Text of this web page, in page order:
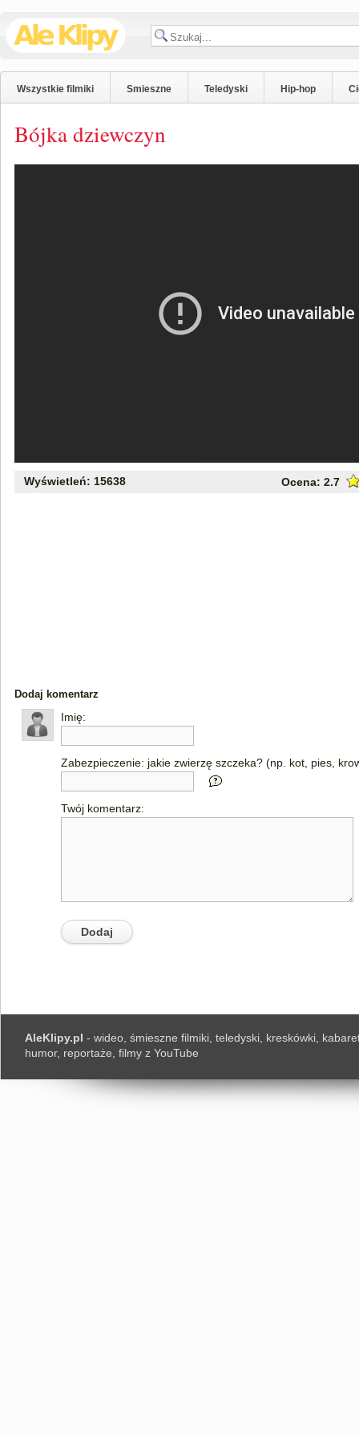
Wszystkie filmiki Smieszne Teledyski Hip-hop
Bójka dziewczyn
Wyświetleń: 15638 Ocena: 2.7
Dodaj komentarz
Imię:
Zabezpieczenie: jakie zwierzę szczeka? (np. kot, pies,
Twój komentarz:
AleKlipy.pl - wideo, śmieszne filmiki, teledyski, kreskówki,
humor, reportaże, filmy z YouTube